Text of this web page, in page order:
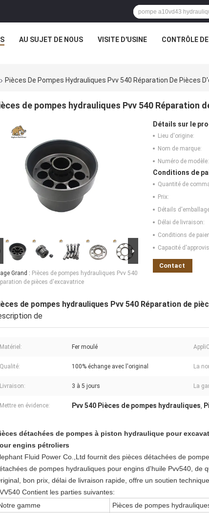
AU SUJET DE NOUS VISITE D'USINE CONTRÔLE
Pièces De Pompes Hydrauliques Pvv 540 Réparation De Pièces
de pompes hydrauliques Pvv 540 Réparation
Grand : Pièces de pompes hydrauliques Pvv 540
de pièces d'excavatrice
Détails sur le
Lieu d'origine:
Nom de marque:
Numéro de modèle:
Conditions de
Quantité de
Prix:
Détails
Délai de livraison:
Conditions de
Capacité
Contact
de pompes hydrauliques Pvv 540 Réparation de
de
Matériel: Fer moulé
Qualité: 100% échange avec l'original La
Livraison: 3 à 5 jours La
Mettre en évidence: Pvv 540 Pièces de pompes hydrauliques,
détachées de pompes à piston hydraulique pour
engins pétroliers
Fluid Power Co.,Ltd fournit des pièces détachées de
de pompes hydrauliques pour engins d'huile Pvv540, de
bon prix, délai de livraison rapide, offre un soutien
Contient les parties suivantes:
gamme
Pièces de pompes